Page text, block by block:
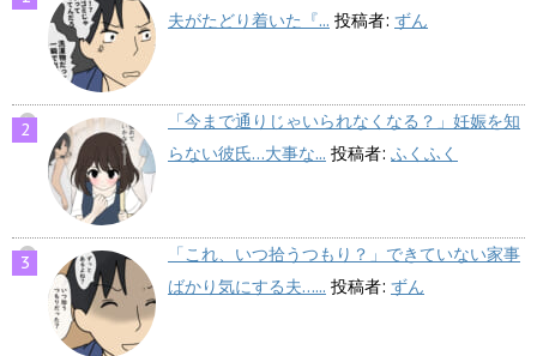
夫がたどり着いた『... 投稿者: ずん
「今まで通りじゃいられなくなる？」妊娠を知
らない彼氏…大事な... 投稿者: ふくふく
「これ、いつ拾うつもり？」できていない家事
ばかり気にする夫…... 投稿者: ずん